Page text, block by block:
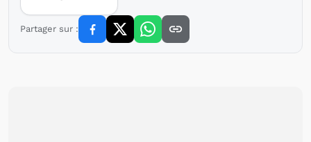
Partager sur :